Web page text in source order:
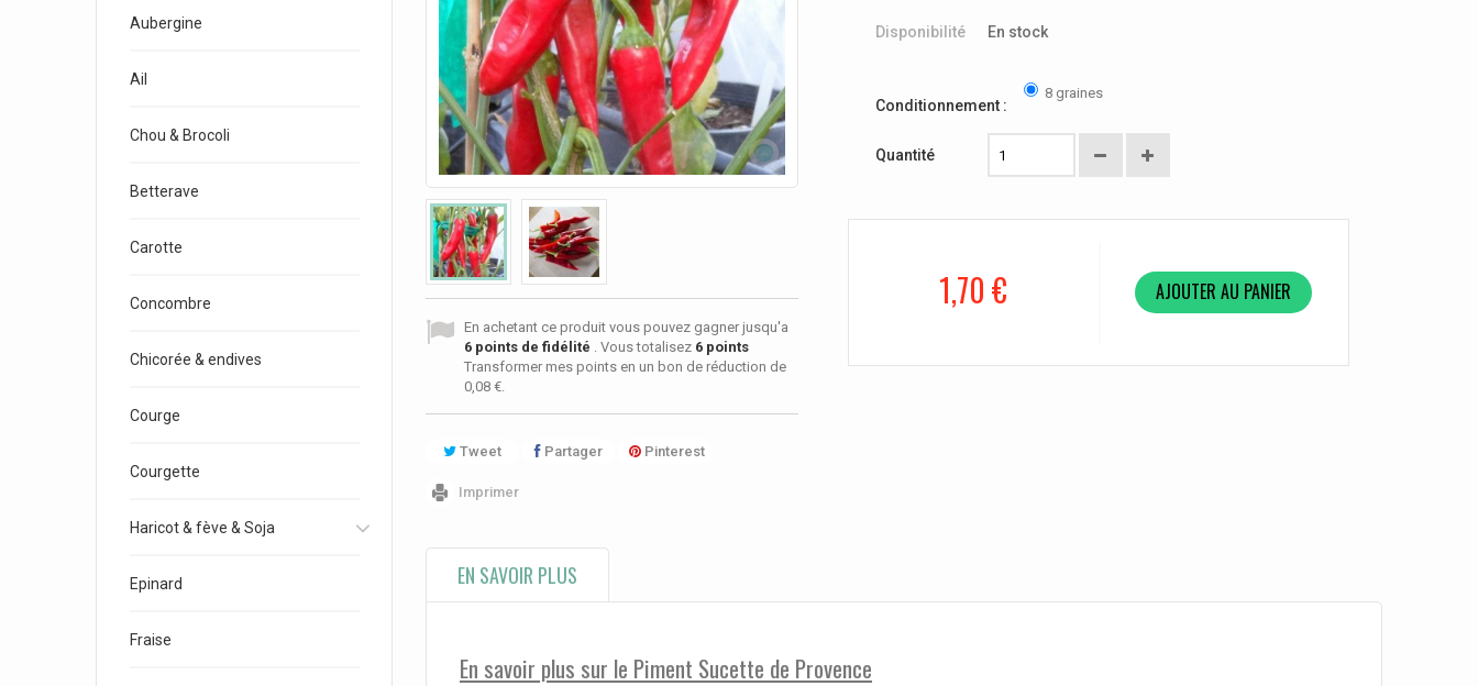
Aubergine
Ail
Chou & Brocoli
Betterave
Carotte
Concombre
Chicorée & endives
Courge
Courgette
Haricot & fève & Soja
Epinard
Fraise
En achetant ce produit vous pouvez gagner jusqu'a
6 points de fidélité . Vous totalisez 6 points
Transformer mes points en un bon de réduction de
0,08 €
Tweet Partager Pinterest
Imprimer
Disponibilité En stock
Conditionnement :
8 graines
Quantité
1,70 € AJOUTER AU PANIER
EN SAVOIR PLUS
En savoir plus sur le Piment Sucette de Provence